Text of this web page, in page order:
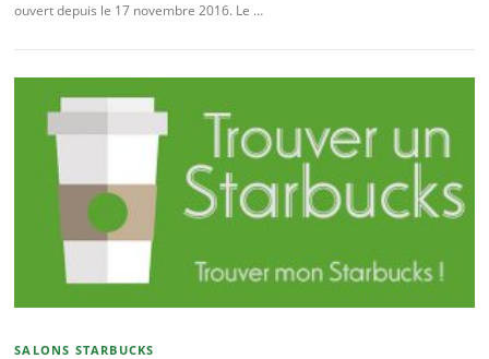
ouvert depuis le 17 novembre 2016. Le …
SALONS STARBUCKS